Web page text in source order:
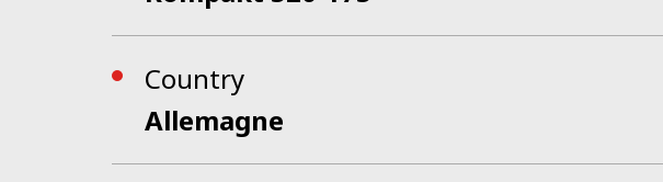
Country
Allemagne